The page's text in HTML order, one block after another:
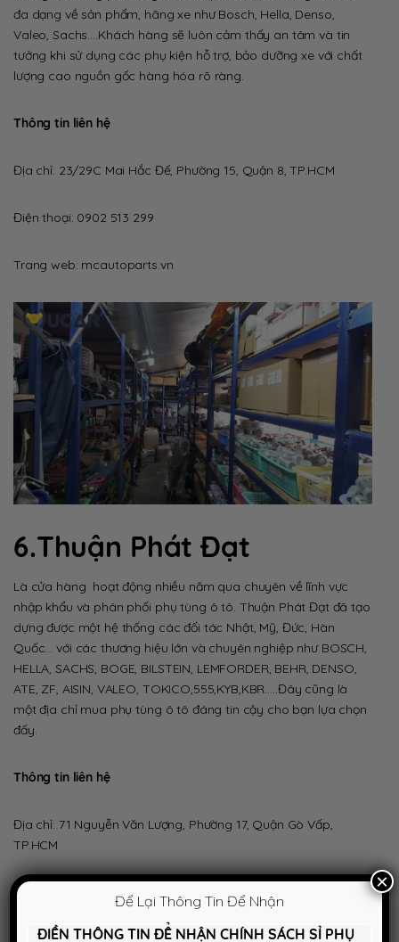
đa dạng về sản phẩm, hãng xe như Bosch, Hella, Denso,
Valeo, Sachs….Khách hàng sẽ luôn cảm thấy an tâm và tin
tưởng khi sử dụng các phụ kiện hỗ trợ, bảo dưỡng xe với chất
lượng cao nguồn gốc hàng hóa rõ ràng.
Thông tin liên hệ
Địa chỉ: 23/29C Mai Hắc Đế, Phường 15, Quận 8, TP.HCM
Điện thoại: 0902 513 299
Trang web: mcautoparts.vn
6.Thuận Phát Đạt
Là cửa hàng hoạt động nhiều năm qua chuyên về lĩnh vực
nhập khẩu và phân phối phụ tùng ô tô. Thuận Phát Đạt đã tạo
dựng được một hệ thống các đối tác Nhật, Mỹ, Đức, Hàn
Quốc… với các thương hiệu lớn và chuyên nghiệp như BOSCH,
HELLA, SACHS, BOGE, BILSTEIN, LEMFORDER, BEHR, DENSO,
ATE, ZF, AISIN, VALEO, TOKICO,555,KYB,KBR…..Đây cũng là
một địa chỉ mua phụ tùng ô tô đáng tin cậy cho bạn lựa chọn
đấy.
Thông tin liên hệ
Địa chỉ: 71 Nguyễn Văn Lượng, Phường 17, Quận Gò Vấp,
TP.HCM
Địa chỉ 2: 785 Hồng Bàng , Phường 6 , Quận 6 , TP.HCM
Để Lại Thông Tin Để Nhận
ĐIỀN THÔNG TIN ĐỂ NHẬN CHÍNH SÁCH SỈ PHỤ
×